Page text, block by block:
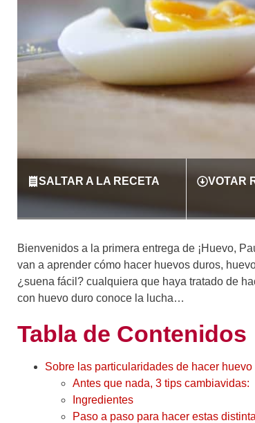
SALTAR A LA RECETA VOTAR
Bienvenidos a la primera entrega de ¡Huevo,
van a aprender cómo hacer huevos duros,
¿suena fácil? cualquiera que haya tratado de
con huevo duro conoce la lucha…
Tabla de Contenidos
Sobre las particularidades de hacer
Antes que nada, 3 tips cambiavidas:
Ingredientes
Paso a paso para hacer estas